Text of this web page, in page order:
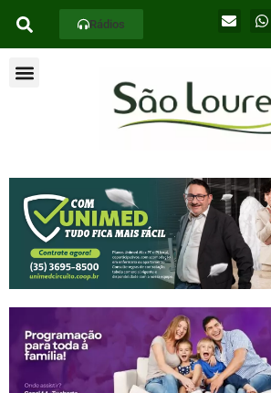
Rádios